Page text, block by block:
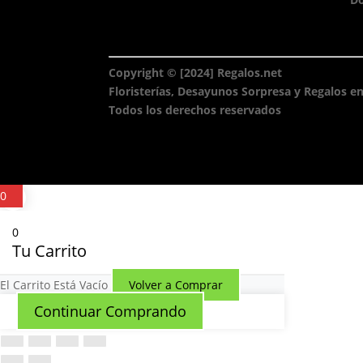
Copyright © [2024] Regalos.net
Floristerías, Desayunos Sorpresa y Regalos
Todos los derechos reservados
0
0
Tu Carrito
El Carrito Está Vacío Volver a Comprar
Continuar Comprando